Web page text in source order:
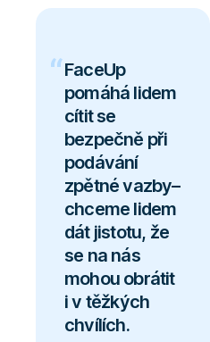
FaceUp
pomáhá lidem
cítit se
bezpečně při
podávání
zpětné vazby–
chceme lidem
dát jistotu, že
se na nás
mohou obrátit
i v těžkých
chvílích.